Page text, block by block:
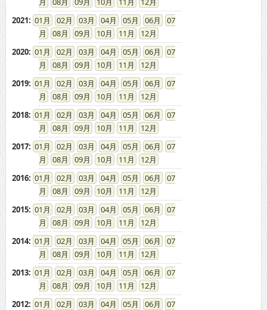
2021: 01 02 03 04 05 06
07
08
09 10 11
12
2020: 01 02 03 04 05 06
07
08
09 10 11
12
2019: 01 02 03 04 05 06
07
08
09 10 11
12
2018: 01 02 03 04 05 06
07
08
09 10 11
12
2017: 01 02 03 04 05 06
07
08
09 10 11
12
2016: 01 02 03 04 05 06
07
08
09 10 11
12
2015: 01 02 03 04 05 06
07
08
09 10 11
12
2014: 01 02 03 04 05 06
07
08
09 10 11
12
2013: 01 02 03 04 05 06
07
08
09 10 11
12
2012: 01 02 03 04 05 06
07